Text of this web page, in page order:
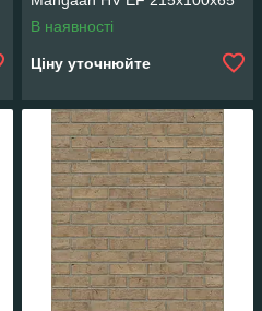
В наявності
Ціну уточнюйте